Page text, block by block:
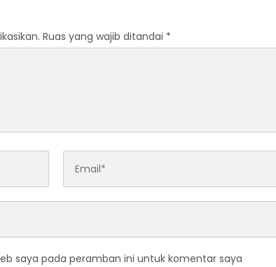
Ruas yang wajib ditandai *
saya pada peramban ini untuk komentar saya